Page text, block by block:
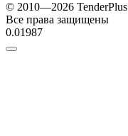
© 2010—2026 TenderPlus
Все права защищены
0.01987